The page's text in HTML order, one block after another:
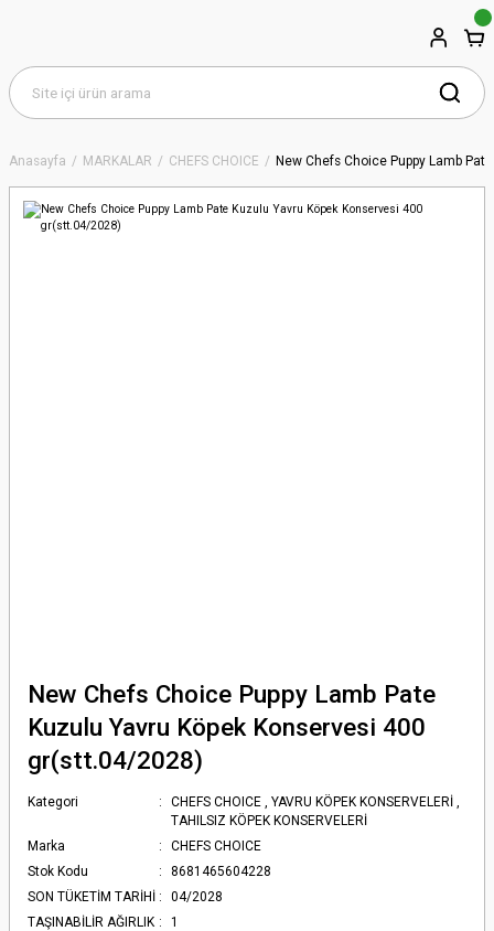
Anasayfa MARKALAR CHEFS CHOICE New Chefs Choice Puppy Lamb
New Chefs Choice Puppy Lamb Pate
Kuzulu Yavru Köpek Konservesi 400
gr(stt.04/2028)
Kategori CHEFS CHOICE ,YAVRU KÖPEK KONSERVELERİ ,
TAHILSIZ KÖPEK KONSERVELERİ
Marka
CHEFS CHOICE
Stok Kodu
8681465604228
SON TÜKETİM TARİHİ
04/2028
TAŞINABİLİR AĞIRLIK
1